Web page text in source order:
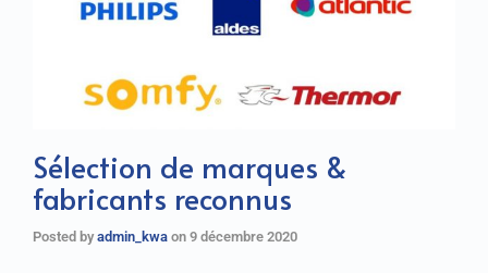
Sélection de marques &
fabricants reconnus
Posted byadmin_kwa on 9 décembre 2020